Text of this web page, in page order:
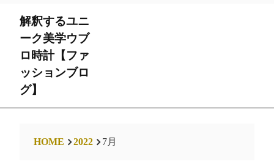
content
解釈するユニ
ーク美学ウブ
ロ時計【ファ
ッションブロ
グ】
HOME 2022 7月